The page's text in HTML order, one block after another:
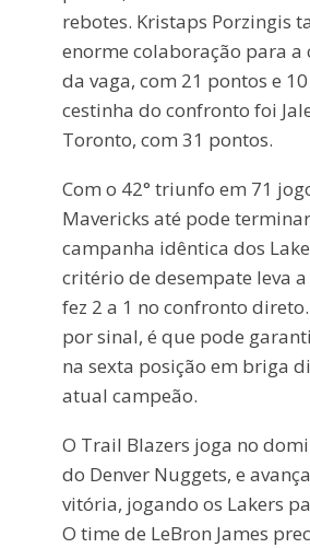
rebotes. Kristaps Porzingis
enorme colaboração para a
da vaga, com 21 pontos e
cestinha do confronto foi
Toronto, com 31 pontos.
Com o 42° triunfo em 71
Mavericks até pode
campanha idêntica dos
critério de desempate leva
fez 2 a 1 no confronto
por sinal, é que pode
na sexta posição em briga
atual campeão.
O Trail Blazers joga no
do Denver Nuggets, e
vitória, jogando os Lakers
O time de LeBron James